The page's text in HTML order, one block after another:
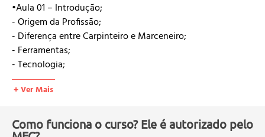
•Aula 01 – Introdução;
- Origem da Profissão;
- Diferença entre Carpinteiro e Marceneiro;
- Ferramentas;
- Tecnologia;
•Aula 02 – Matéria-Prima;
- Estados da Madeira;
+ Ver Mais
Como funciona o curso? Ele é autorizado pelo